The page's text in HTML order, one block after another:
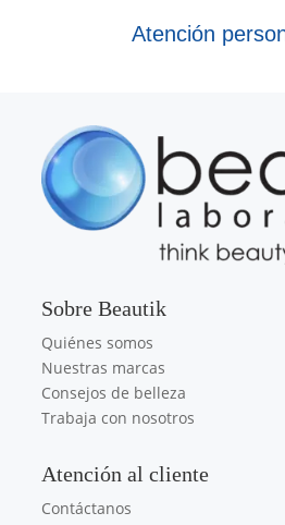
Atención
Sobre Beautik
Quiénes somos
Nuestras marcas
Consejos de belleza
Trabaja con nosotros
Atención al cliente
Contáctanos